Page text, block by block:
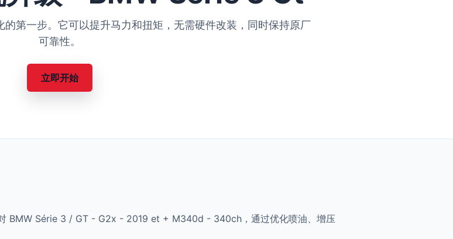
第一步。它可以提升马力和扭矩，无需硬件改装，同时保持原厂
可靠性。
立即开始
BMW Série 3 / GT - G2x - 2019 et + M340d - 340ch，通过优化喷油、增压